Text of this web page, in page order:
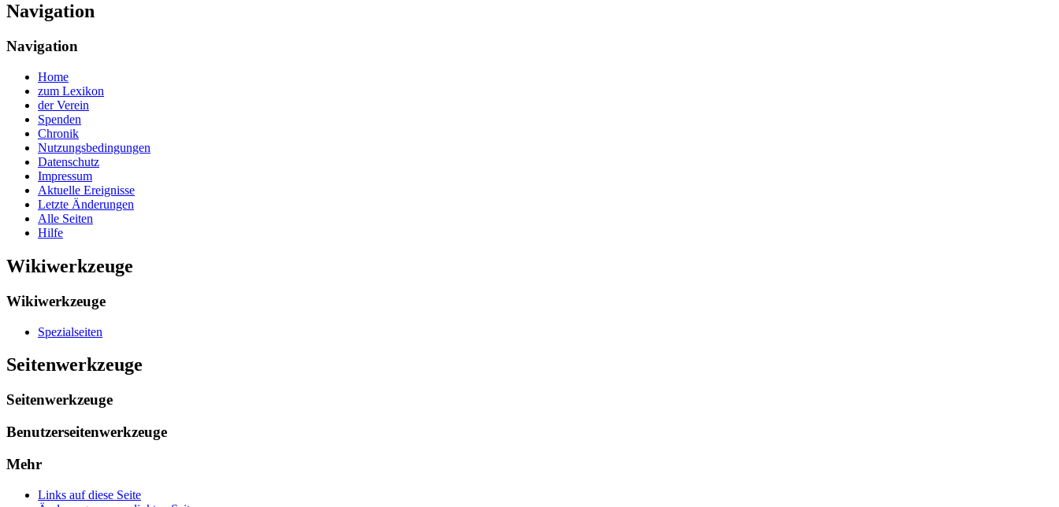
Navigation
Navigation
Home
zum Lexikon
der Verein
Spenden
Chronik
Nutzungsbedingungen
Datenschutz
Impressum
Aktuelle Ereignisse
Letzte Änderungen
Alle Seiten
Hilfe
Wikiwerkzeuge
Wikiwerkzeuge
Spezialseiten
Seitenwerkzeuge
Seitenwerkzeuge
Benutzerseitenwerkzeuge
Mehr
Links auf diese Seite